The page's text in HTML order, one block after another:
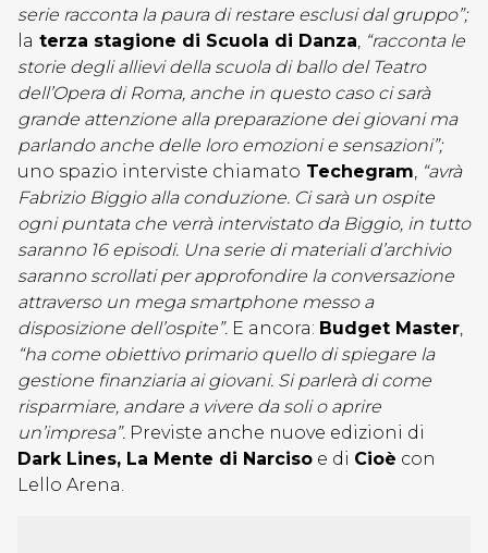
serie racconta la paura di restare esclusi dal gruppo”;
la terza stagione di Scuola di Danza, “racconta le
storie degli allievi della scuola di ballo del Teatro
dell’Opera di Roma, anche in questo caso ci sarà
grande attenzione alla preparazione dei giovani ma
parlando anche delle loro emozioni e sensazioni”;
uno spazio interviste chiamato Techegram, “avrà
Fabrizio Biggio alla conduzione. Ci sarà un ospite
ogni puntata che verrà intervistato da Biggio, in tutto
saranno 16 episodi. Una serie di materiali d’archivio
saranno scrollati per approfondire la conversazione
attraverso un mega smartphone messo a
disposizione dell’ospite”. E ancora: Budget Master,
“ha come obiettivo primario quello di spiegare la
gestione finanziaria ai giovani. Si parlerà di come
risparmiare, andare a vivere da soli o aprire
un’impresa”. Previste anche nuove edizioni di
Dark Lines, La Mente di Narciso e di Cioè con
Lello Arena.